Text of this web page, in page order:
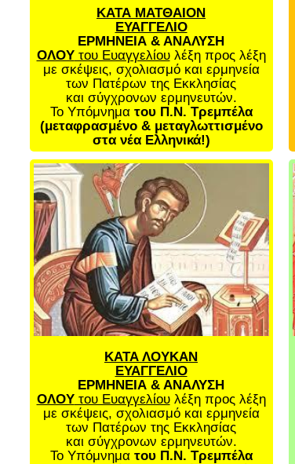
ΚΑΤΑ ΜΑΤΘΑΙΟΝ
ΕΥΑΓΓΕΛΙΟ
ΕΡΜΗΝΕΙΑ & ΑΝΑΛΥΣΗ
ΟΛΟΥτου Ευαγγελίουλέξη προς λέξη
με σκέψεις, σχολιασμό και ερμηνεία
των Πατέρων της Εκκλησίας
και σύγχρονων ερμηνευτών.
Το Υπόμνημα του Π.Ν. Τρεμπέλα
(μεταφρασμένο & μεταγλωττισμένο
στα νέα Ελληνικά!)
ΚΑΤΑ ΛΟΥΚΑΝ
ΕΥΑΓΓΕΛΙΟ
ΕΡΜΗΝΕΙΑ & ΑΝΑΛΥΣΗ
ΟΛΟΥτου Ευαγγελίουλέξη προς λέξη
με σκέψεις, σχολιασμό και ερμηνεία
των Πατέρων της Εκκλησίας
και σύγχρονων ερμηνευτών.
Το Υπόμνημα του Π.Ν. Τρεμπέλα